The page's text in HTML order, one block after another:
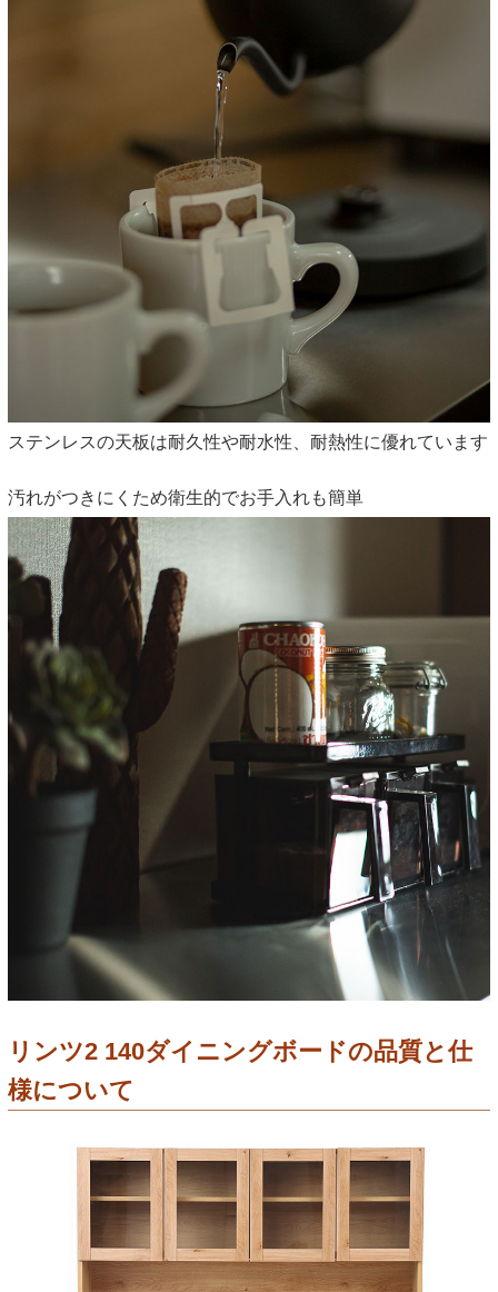
ステンレスの天板は耐久性や耐水性、耐熱性に優れています
汚れがつきにくため衛生的でお手入れも簡単
リンツ2 140ダイニングボードの品質と仕
様について